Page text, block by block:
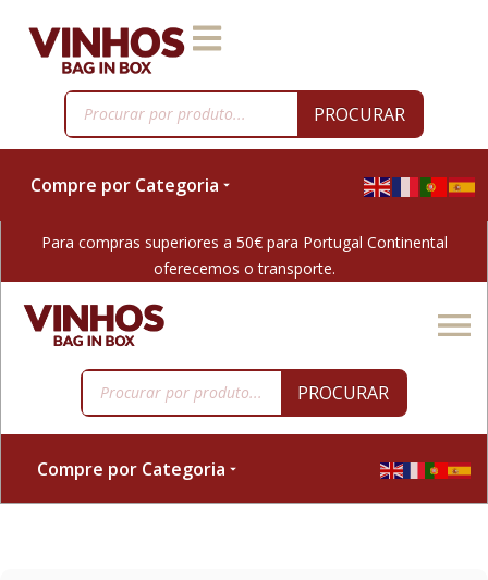
PROCURAR
Compre por Categoria
Para compras superiores a 50€ para Portugal Continental
oferecemos o transporte.
PROCURAR
Compre por Categoria